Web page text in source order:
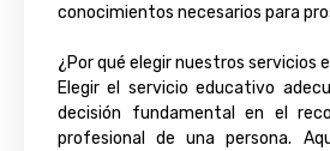
conocimientos necesarios para
¿Por qué elegir nuestros servicios
Elegir el servicio educativo
decisión fundamental en el
profesional de una persona.